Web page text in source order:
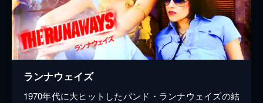
ランナウェイズ
1970年代に大ヒットしたバンド・ランナウェイズの結